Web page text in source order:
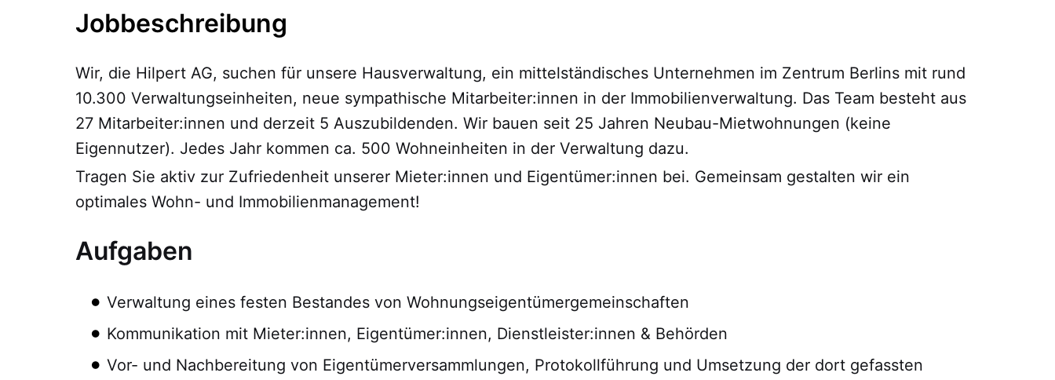
Jobbeschreibung
Wir, die Hilpert AG, suchen für unsere Hausverwaltung, ein mittelständisches Unternehmen im Zentrum Berlins mit rund
10.300 Verwaltungseinheiten, neue sympathische Mitarbeiter:innen in der Immobilienverwaltung. Das Team besteht aus
27 Mitarbeiter:innen und derzeit 5 Auszubildenden. Wir bauen seit 25 Jahren Neubau-Mietwohnungen (keine
Eigennutzer). Jedes Jahr kommen ca. 500 Wohneinheiten in der Verwaltung dazu.
Tragen Sie aktiv zur Zufriedenheit unserer Mieter:innen und Eigentümer:innen bei. Gemeinsam gestalten wir ein
optimales Wohn- und Immobilienmanagement!
Aufgaben
Verwaltung eines festen Bestandes von Wohnungseigentümergemeinschaften
Kommunikation mit Mieter:innen, Eigentümer:innen, Dienstleister:innen & Behörden
Vor- und Nachbereitung von Eigentümerversammlungen, Protokollführung und Umsetzung der dort gefassten